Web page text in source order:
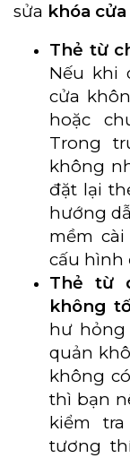
sửa khóa
Thẻ từ
Nếu khi
cửa
hoặc
Trong
không
đặt lại
hướng
mềm
cấu hình
Thẻ từ
không
hư hỏng
quản
không
thì bạn
kiểm
tương